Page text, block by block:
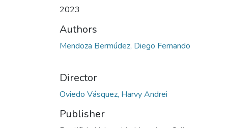
2023
Authors
Mendoza Bermúdez, Diego Fernando
Director
Oviedo Vásquez, Harvy Andrei
Publisher